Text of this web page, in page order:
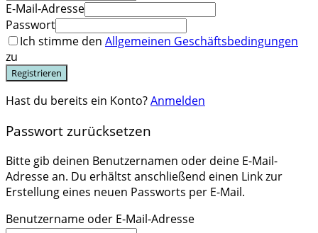
E-Mail-Adresse
Passwort
Ich stimme den Allgemeinen Geschäftsbedingungen
zu
Registrieren
Hast du bereits ein Konto?Anmelden
Passwort zurücksetzen
Bitte gib deinen Benutzernamen oder deine E-Mail-
Adresse an. Du erhältst anschließend einen Link zur
Erstellung eines neuen Passworts per E-Mail.
Benutzername oder E-Mail-Adresse